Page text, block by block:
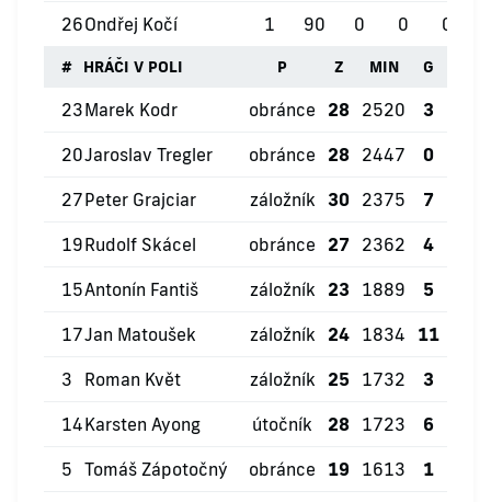
26Ondřej Kočí 1 90 0 0 0
# HRÁČI V POLI P Z MIN G
23Marek Kodr obránce 28 2520 3
20Jaroslav Tregler obránce 28 2447 0
27Peter Grajciar záložník 30 2375 7
19Rudolf Skácel obránce 27 2362 4
15Antonín Fantiš záložník 23 1889 5
17Jan Matoušek záložník 24 1834 11
3 Roman Květ záložník 25 1732 3
14Karsten Ayong útočník 28 1723 6
5 Tomáš Zápotočný obránce 19 1613 1